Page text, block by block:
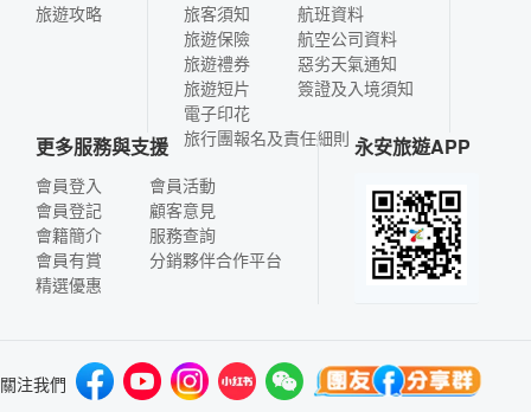
旅遊攻略
旅客須知
旅遊保險
旅遊禮券
旅遊短片
電子印花
航班資料
航空公司資料
惡劣天氣通知
簽證及入境須知
旅行團報名及責任細則
更多服務與支援
會員登入
會員登記
會籍簡介
會員有賞
精選優惠
會員活動
顧客意見
服務查詢
分銷夥伴合作平台
永安旅遊APP
關注我們